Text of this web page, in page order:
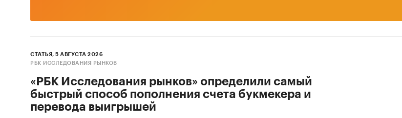
СТАТЬЯ, 5 АВГУСТА 2026
РБК ИССЛЕДОВАНИЯ РЫНКОВ
«РБК Исследования рынков» определили самый
быстрый способ пополнения счета букмекера и
перевода выигрышей